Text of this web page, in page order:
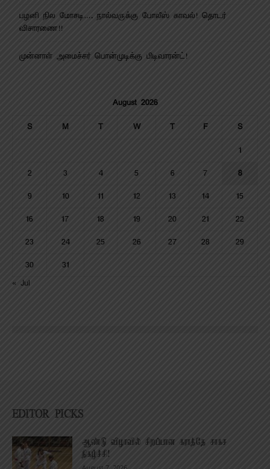
பழனி நில மோசடி…. நால்வருக்கு போலீஸ் காவல்! தொடர்
விசாரணை!!
முன்னாள் அமைச்சர் பொன்முடிக்கு பிடிவாரன்ட்!
August 2026
S M T W T F S
1
2 3 4 5 6 7 8
9 10 11 12 13 14 15
16 17 18 19 20 21 22
23 24 25 26 27 28 29
30
31
« Jul
EDITOR PICKS
ஆண்டு விழாவில் சிறப்பான கராத்தே சாகச
நிகழ்ச்சி!